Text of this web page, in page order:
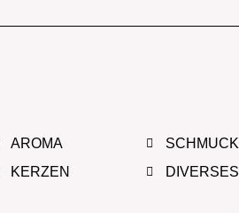
AROMA
KERZEN
SCHMUCK
DIVERSES